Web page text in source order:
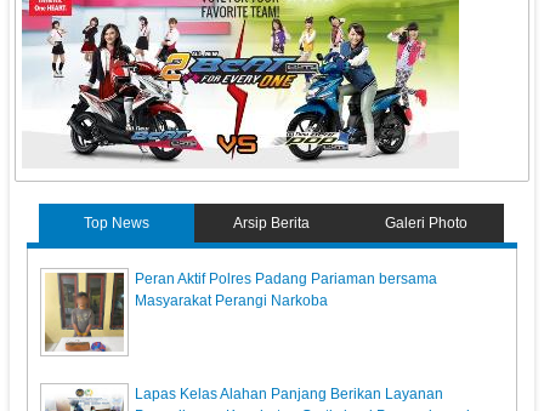
Top News Arsip Berita Galeri Photo
Peran Aktif Polres Padang Pariaman bersama
Masyarakat Perangi Narkoba
Lapas Kelas Alahan Panjang Berikan Layanan